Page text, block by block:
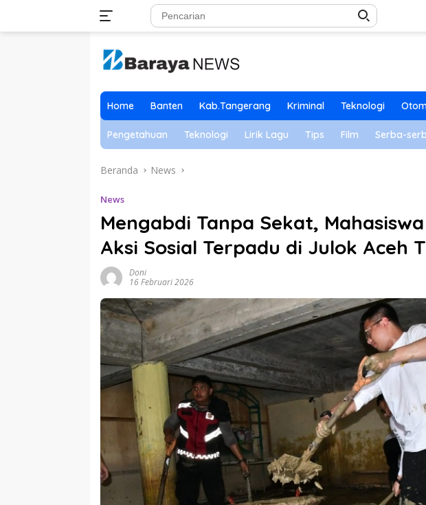
Home Banten Kab.Tangerang Kriminal Teknologi
Pengetahuan Teknologi Lirik Lagu Tips Film Serba-
Beranda News
News
Mengabdi Tanpa Sekat,
Aksi Sosial Terpadu di Julok Aceh
Doni
16 Februari 2026